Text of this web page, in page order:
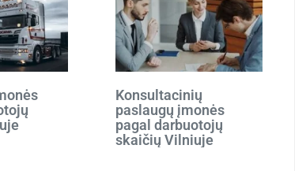
Konsultacinių
paslaugų įmonės
pagal darbuotojų
skaičių Vilniuje